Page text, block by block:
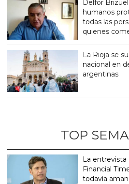
Delfor
humanos
todas las
quienes
La Rioja se
nacional en
argentinas
TOP
La entrevista
Financial
todavía